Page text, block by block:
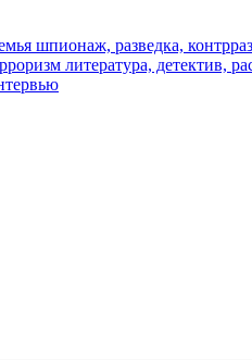
шпионаж, разведка,
литература, детектив,